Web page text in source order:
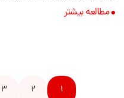
مطالعه بیشتر
1
2
3